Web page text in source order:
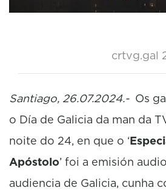
crtvg.gal
Santiago, 26.07.2024.-Os
o Día de Galicia da man da
noite do 24, en que o ‘
Apóstolo’ foi a emisión
audiencia de Galicia, cunha